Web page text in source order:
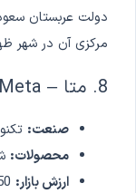
دولت عربستان
مرکزی آن در شهر
8. متا – Meta
صنعت:
محصولات:
ارزش بازار: